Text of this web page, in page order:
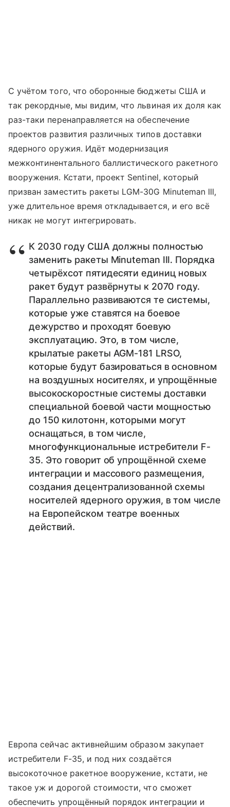
С учётом того, что оборонные бюджеты США и
так рекордные, мы видим, что львиная их доля как
раз-таки перенаправляется на обеспечение
проектов развития различных типов доставки
ядерного оружия. Идёт модернизация
межконтинентального баллистического ракетного
вооружения. Кстати, проект Sentinel, который
призван заместить ракеты LGM-30G Minuteman III,
уже длительное время откладывается, и его всё
никак не могут интегрировать.
К 2030 году США должны полностью
заменить ракеты Minuteman III. Порядка
четырёхсот пятидесяти единиц новых
ракет будут развёрнуты к 2070 году.
Параллельно развиваются те системы,
которые уже ставятся на боевое
дежурство и проходят боевую
эксплуатацию. Это, в том числе,
крылатые ракеты AGM-181 LRSO,
которые будут базироваться в основном
на воздушных носителях, и упрощённые
высокоскоростные системы доставки
специальной боевой части мощностью
до 150 килотонн, которыми могут
оснащаться, в том числе,
многофункциональные истребители F-
35. Это говорит об упрощённой схеме
интеграции и массового размещения,
создания децентрализованной схемы
носителей ядерного оружия, в том числе
на Европейском театре военных
действий.
Европа сейчас активнейшим образом закупает
истребители F-35, и под них создаётся
высокоточное ракетное вооружение, кстати, не
такое уж и дорогой стоимости, что сможет
обеспечить упрощённый порядок интеграции и